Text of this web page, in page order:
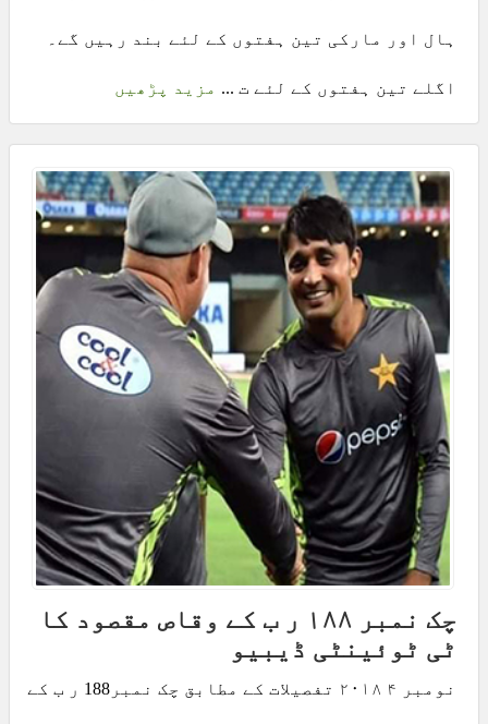
ہال اور مارکی تین ہفتوں کے لئے بند رہیں گے۔
اگلے تین ہفتوں کے لئے ت ... مزید پڑھیں
چک نمبر ۱۸۸ ر ب کے وقاص مقصود کا
ٹی ٹوئینٹی ڈیبیو
نومبر ۴ ۲۰۱۸ تفصیلات کے مطابق چک نمبر188 ر ب کے